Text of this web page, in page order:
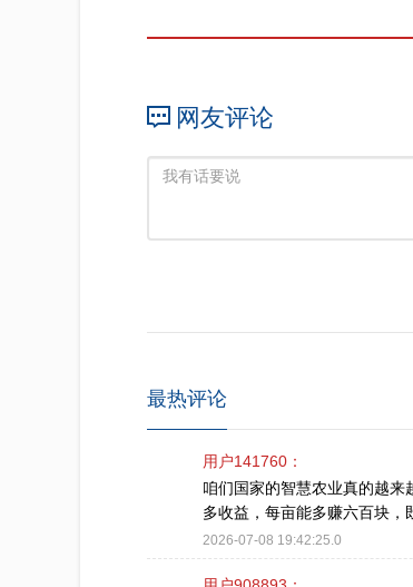
网友评论
最热评论
用户141760：
咱们国家的智慧农业真的越来
多收益，每亩能多赚六百块，
2026-07-08 19:42:25.0